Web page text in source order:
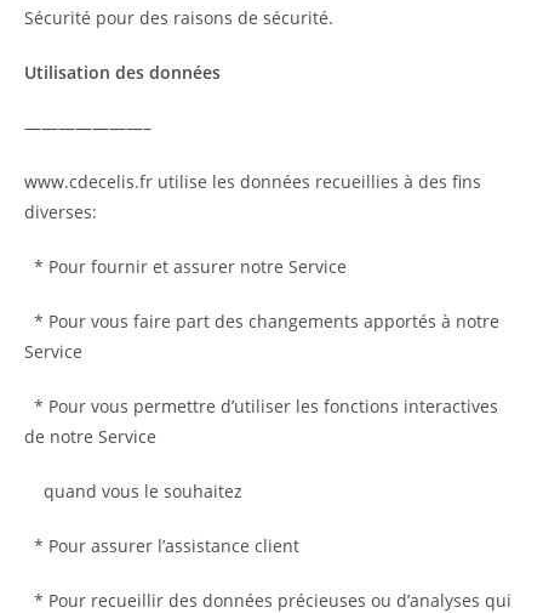
Sécurité pour des raisons de sécurité.
Utilisation des données
———————–
www.cdecelis.fr utilise les données recueillies à des fins
diverses:
* Pour fournir et assurer notre Service
* Pour vous faire part des changements apportés à notre
Service
* Pour vous permettre d’utiliser les fonctions interactives
de notre Service
quand vous le souhaitez
* Pour assurer l’assistance client
* Pour recueillir des données précieuses ou d’analyses qui